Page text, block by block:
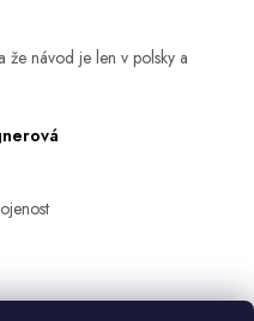
že návod je len v polsky a